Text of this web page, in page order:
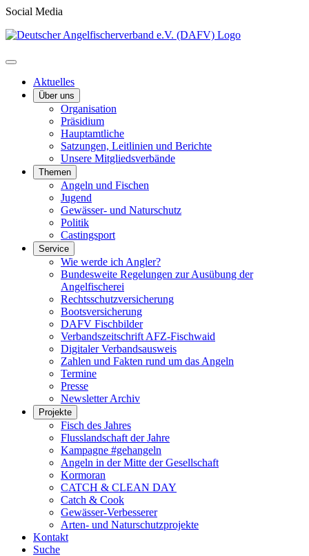
Social Media
Aktuelles
Über uns
Organisation
Präsidium
Hauptamtliche
Satzungen, Leitlinien und Berichte
Unsere Mitgliedsverbände
Themen
Angeln und Fischen
Jugend
Gewässer- und Naturschutz
Politik
Castingsport
Service
Wie werde ich Angler?
Bundesweite Regelungen zur Ausübung der
Angelfischerei
Rechtsschutzversicherung
Bootsversicherung
DAFV Fischbilder
Verbandszeitschrift AFZ-Fischwaid
Digitaler Verbandsausweis
Zahlen und Fakten rund um das Angeln
Termine
Presse
Newsletter Archiv
Projekte
Fisch des Jahres
Flusslandschaft der Jahre
Kampagne #gehangeln
Angeln in der Mitte der Gesellschaft
Kormoran
CATCH & CLEAN DAY
Catch & Cook
Gewässer-Verbesserer
Arten- und Naturschutzprojekte
Kontakt
Suche